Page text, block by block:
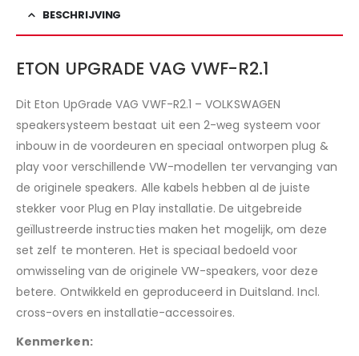
BESCHRIJVING
ETON UPGRADE VAG VWF-R2.1
Dit Eton UpGrade VAG VWF-R2.1 – VOLKSWAGEN
speakersysteem bestaat uit een 2-weg systeem voor
inbouw in de voordeuren en speciaal ontworpen plug &
play voor verschillende VW-modellen ter vervanging van
de originele speakers. Alle kabels hebben al de juiste
stekker voor Plug en Play installatie. De uitgebreide
geïllustreerde instructies maken het mogelijk, om deze
set zelf te monteren. Het is speciaal bedoeld voor
omwisseling van de originele VW-speakers, voor deze
betere. Ontwikkeld en geproduceerd in Duitsland. Incl.
cross-overs en installatie-accessoires.
Kenmerken: